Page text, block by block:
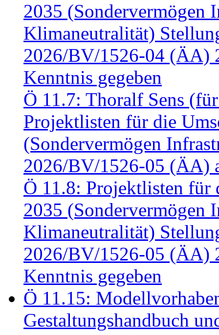
2035 (Sondervermögen
Klimaneutralität)
2026/BV/1526-04 (ÄA)
Kenntnis gegeben
Ö 11.7: Thoralf Sens
Projektlisten für die
(Sondervermögen
2026/BV/1526-05 (ÄA)
Ö 11.8: Projektlisten für
2035 (Sondervermögen
Klimaneutralität)
2026/BV/1526-05 (ÄA)
Kenntnis gegeben
Ö 11.15:
Gestaltungshandbuch